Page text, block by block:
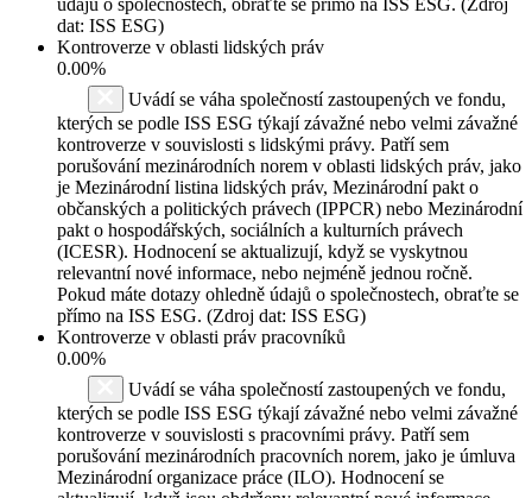
dat: ISS ESG)
Kontroverze v oblasti lidských práv
0.00%
Uvádí se váha společností zastoupených ve fondu,
kterých se podle ISS ESG týkají závažné nebo velmi závažné
kontroverze v souvislosti s lidskými právy. Patří sem
porušování mezinárodních norem v oblasti lidských práv, jako
je Mezinárodní listina lidských práv, Mezinárodní pakt o
občanských a politických právech (IPPCR) nebo Mezinárodní
pakt o hospodářských, sociálních a kulturních právech
(ICESR). Hodnocení se aktualizují, když se vyskytnou
relevantní nové informace, nebo nejméně jednou ročně.
Pokud máte dotazy ohledně údajů o společnostech, obraťte se
přímo na ISS ESG. (Zdroj dat: ISS ESG)
Kontroverze v oblasti práv pracovníků
0.00%
Uvádí se váha společností zastoupených ve fondu,
kterých se podle ISS ESG týkají závažné nebo velmi závažné
kontroverze v souvislosti s pracovními právy. Patří sem
porušování mezinárodních pracovních norem, jako je úmluva
Mezinárodní organizace práce (ILO). Hodnocení se